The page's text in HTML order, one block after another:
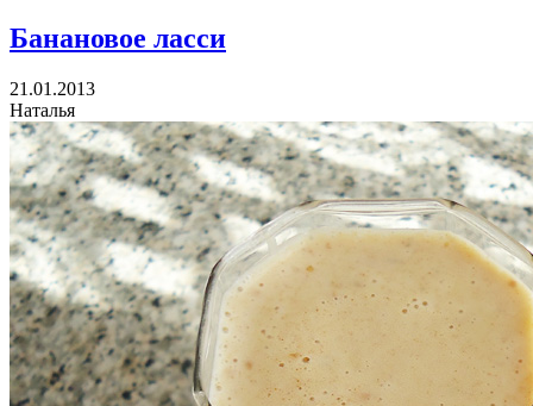
Банановое ласси
21.01.2013
Наталья